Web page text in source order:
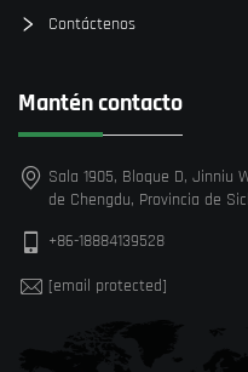
Contáctenos
Mantén contacto
Sala 1905, Bloque D, Jinniu
de Chengdu, Provincia de
+86-18884139528
[email protected]